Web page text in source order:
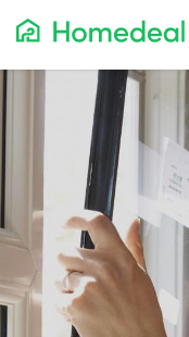
Populaire projecten
Asbest
Dakbedekking
Dakkapel
Glas
Isolatie